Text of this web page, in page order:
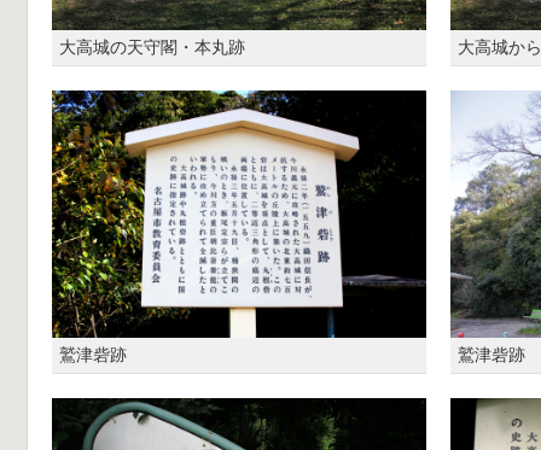
大高城の天守閣・本丸跡 大高城か
鷲津砦跡 鷲津砦跡